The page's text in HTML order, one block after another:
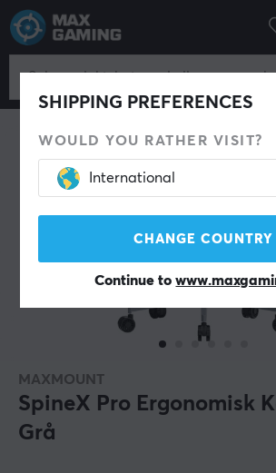
SHIPPING PREFERENCES
WOULD YOU RATHER VISIT?
International
CHANGE COUNTRY
Continue to
Gamingstol
MAXMOUNT
SpineX Pro Ergonomisk
Grå